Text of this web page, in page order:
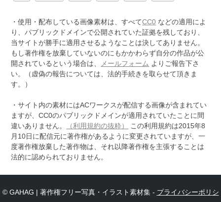
・使用・配布している画像素材は、すべてCC0 などの適用によ
り、パブリックドメインで公開されていた証拠を残しており、
当サイトが勝手に適用させるようなことは決してありません。
もし著作権を放棄していないのにもかかわらず自分の作品が公
開されているという場合は、
メールフォーム よりご報告下さ
い。（虚偽の報告については、法的手続きを取らせて頂きま
す。）
・サイト内の素材にはACワークスが配信する画像が含まれてい
ますが、CC0のパブリックドメインが適用されていたことに間
違いありません。
（利用規約の抜粋）
この利用規約は2015年8
月10日に配信元に著作権があるように変更されていますが、一
度著作権放棄した著作物は、それ以降著作権を主張することは
法的に認められておりません。
© GAHAG | 著作権フリー写真・イラスト素材集 - プライバシーポリシ